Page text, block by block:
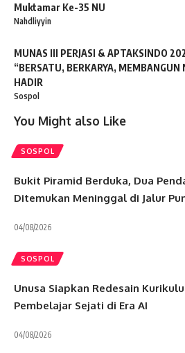
Muktamar Ke-35 NU
Nahdliyyin
MUNAS III PERJASI & APTAKSINDO
“BERSATU, BERKARYA, MEMBANGUN
HADIR
Sospol
You Might also Like
SOSPOL
Bukit Piramid Berduka, Dua
Ditemukan Meninggal di Jalur
04/08/2026
SOSPOL
Unusa Siapkan Redesain
Pembelajar Sejati di Era AI
04/08/2026